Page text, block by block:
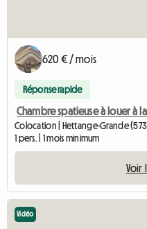
620 € / mois
Réponse rapide
Chambre spatieuse à louer à
Colocation | Hettange-Grande
1 pers. | 1 mois minimum
Voir
Vidéo